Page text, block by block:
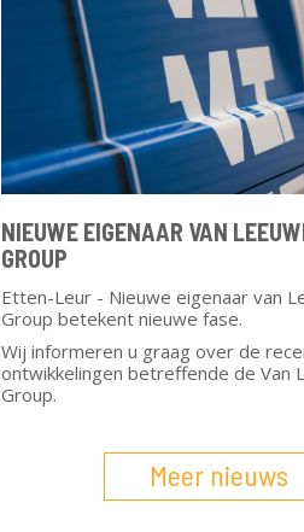
NIEUWE EIGENAAR VAN
GROUP
Etten-Leur - Nieuwe eigenaar van
Group betekent nieuwe fase.
Wij informeren u graag over de
ontwikkelingen betreffende de Van
Group.
Meer nieuws